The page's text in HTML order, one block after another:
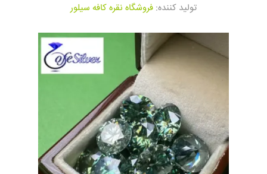
تولید کننده: فروشگاه نقره کافه سیلور